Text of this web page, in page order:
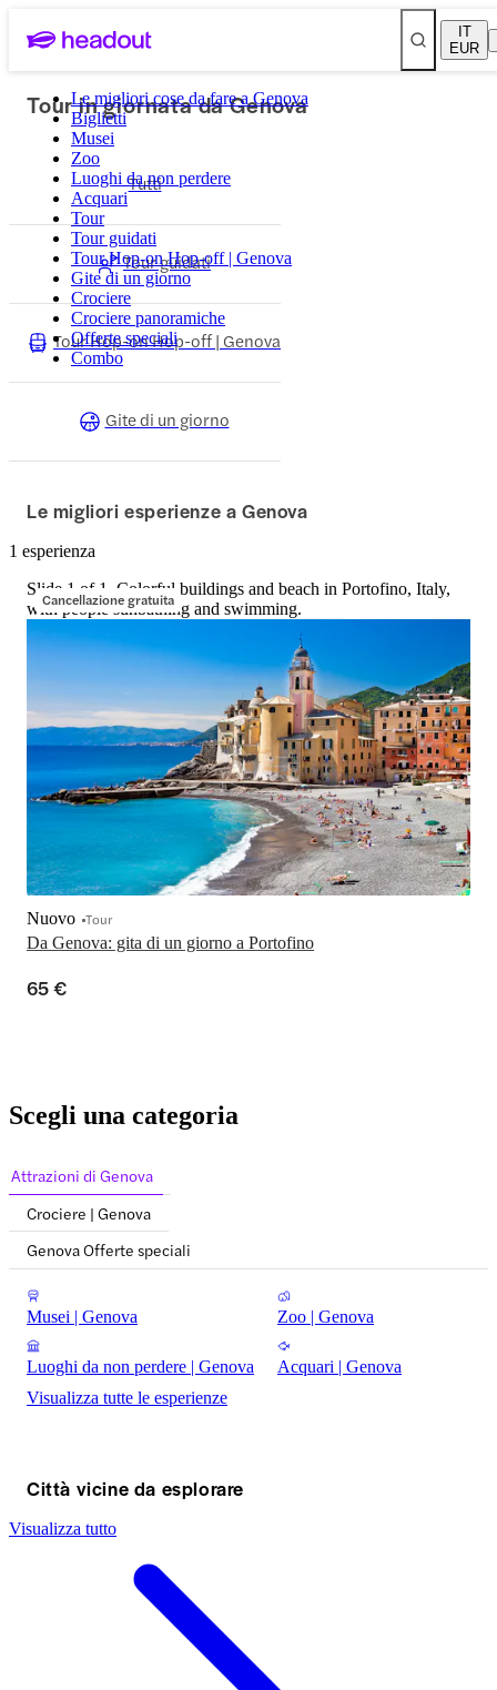
IT
EUR
Le migliori cose da fare a Genova
Biglietti
Musei
Zoo
Luoghi da non perdere
Acquari
Tour
Tour guidati
Tour Hop-on Hop-off | Genova
Gite di un giorno
Crociere
Crociere panoramiche
Offerte speciali
Combo
Tour in giornata da Genova
Tutti
Tour guidati
Tour Hop-on Hop-off | Genova
Gite di un giorno
Le migliori esperienze a Genova
1 esperienza
Cancellazione gratuita
Slide 1 of 1, Colorful buildings and beach in Portofino, Italy,
with people sunbathing and swimming.
Da Genova: gita di un giorno a Portofino
Nuovo Tour
65 €
Scegli una categoria
Attrazioni di Genova
Crociere | Genova
Genova Offerte speciali
Musei | Genova Zoo | Genova
Luoghi da non perdere | Genova
Acquari | Genova
Visualizza tutte le esperienze
Città vicine da esplorare
Visualizza tutto